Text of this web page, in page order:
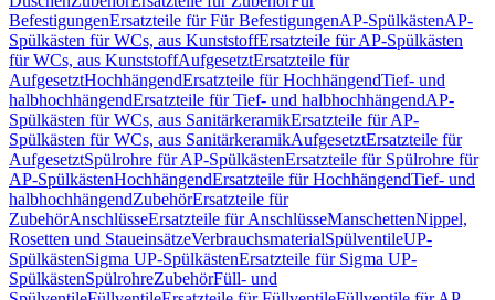
BefestigungenErsatzteile für Für BefestigungenAP-SpülkästenAP-
Spülkästen für WCs, aus KunststoffErsatzteile für AP-Spülkästen
für WCs, aus KunststoffAufgesetztErsatzteile für
AufgesetztHochhängendErsatzteile für HochhängendTief- und
halbhochhängendErsatzteile für Tief- und halbhochhängendAP-
Spülkästen für WCs, aus SanitärkeramikErsatzteile für AP-
Spülkästen für WCs, aus SanitärkeramikAufgesetztErsatzteile für
AufgesetztSpülrohre für AP-SpülkästenErsatzteile für Spülrohre für
AP-SpülkästenHochhängendErsatzteile für HochhängendTief- und
halbhochhängendZubehörErsatzteile für
ZubehörAnschlüsseErsatzteile für AnschlüsseManschettenNippel,
Rosetten und StaueinsätzeVerbrauchsmaterialSpülventileUP-
SpülkästenSigma UP-SpülkästenErsatzteile für Sigma UP-
SpülkästenSpülrohreZubehörFüll- und